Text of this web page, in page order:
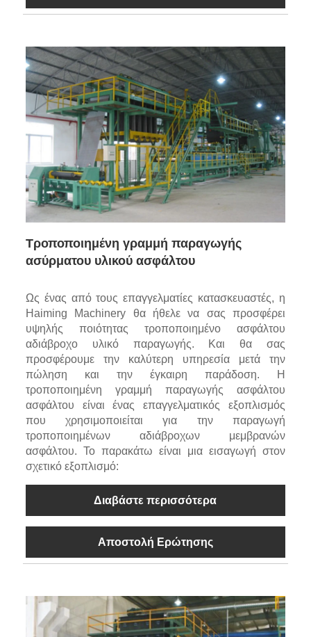
Τροποποιημένη γραμμή παραγωγής
ασύρματου υλικού ασφάλτου
Ως ένας από τους επαγγελματίες κατασκευαστές, η
Haiming Machinery θα ήθελε να σας προσφέρει
υψηλής ποιότητας τροποποιημένο ασφάλτου
αδιάβροχο υλικό παραγωγής. Και θα σας
προσφέρουμε την καλύτερη υπηρεσία μετά την
πώληση και την έγκαιρη παράδοση. Η
τροποποιημένη γραμμή παραγωγής ασφάλτου
ασφάλτου είναι ένας επαγγελματικός εξοπλισμός
που χρησιμοποιείται για την παραγωγή
τροποποιημένων αδιάβροχων μεμβρανών
ασφάλτου. Το παρακάτω είναι μια εισαγωγή στον
σχετικό εξοπλισμό:
Διαβάστε περισσότερα
Αποστολή Ερώτησης